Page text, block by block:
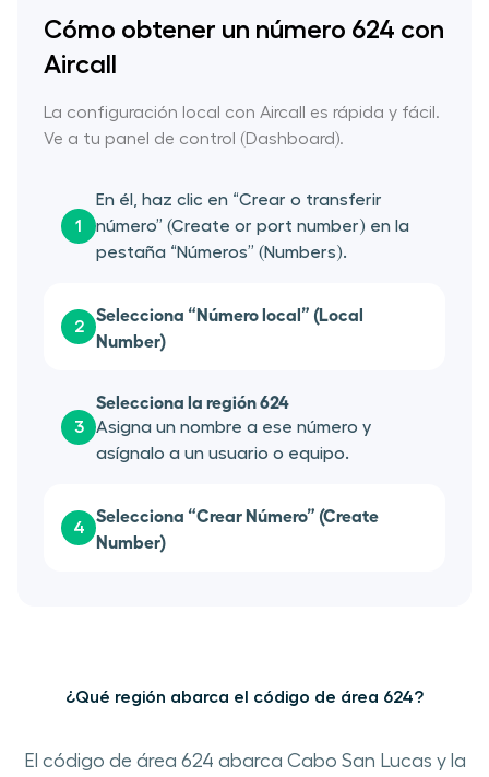
Cómo obtener un número 624 con
Aircall
La configuración local con Aircall es rápida y fácil.
Ve a tu panel de control (Dashboard).
1
En él, haz clic en “Crear o transferir
número” (Create or port number) en la
pestaña “Números” (Numbers).
2
Selecciona “Número local” (Local
Number)
3
Selecciona la región 624
Asigna un nombre a ese número y
asígnalo a un usuario o equipo.
4
Selecciona “Crear Número” (Create
Number)
¿Qué región abarca el código de área 624?
El código de área 624 abarca Cabo San Lucas y la